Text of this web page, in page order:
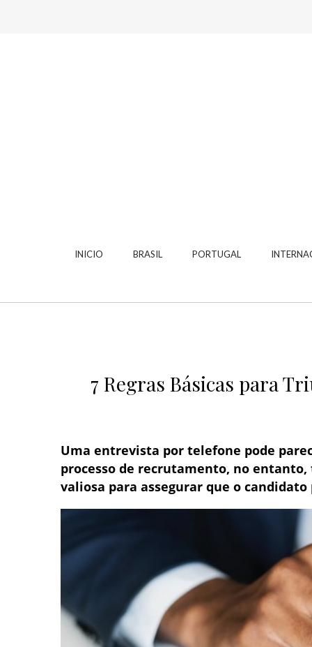
INICIO BRASIL PORTUGAL
7 Regras Básicas para
Uma entrevista por telefone pode
processo de recrutamento, no
valiosa para assegurar que o